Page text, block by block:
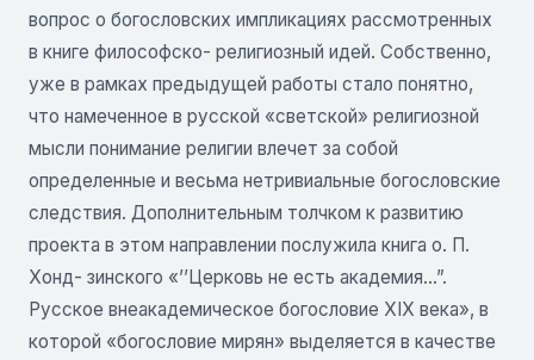
вопрос о богословских импликациях рассмотренных
в книге философско- религиозный идей. Собственно,
уже в рамках предыдущей работы стало понятно,
что намеченное в русской «светской» религиозной
мысли понимание религии влечет за собой
определенные и весьма нетривиальные богословские
следствия. Дополнительным толчком к развитию
проекта в этом направлении послужила книга о. П.
Хонд- зинского «’’Церковь не есть академия...”.
Русское внеакадемическое богословие XIX века», в
которой «богословие мирян» выделяется в качестве